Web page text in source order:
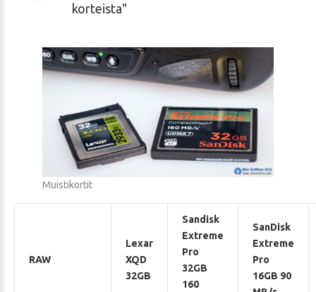
korteista
Muistikortit
RAW
Lexar
XQD
32GB
Sandisk
Extreme
Pro
32GB
160
SanDisk
Extreme
Pro
16GB 90